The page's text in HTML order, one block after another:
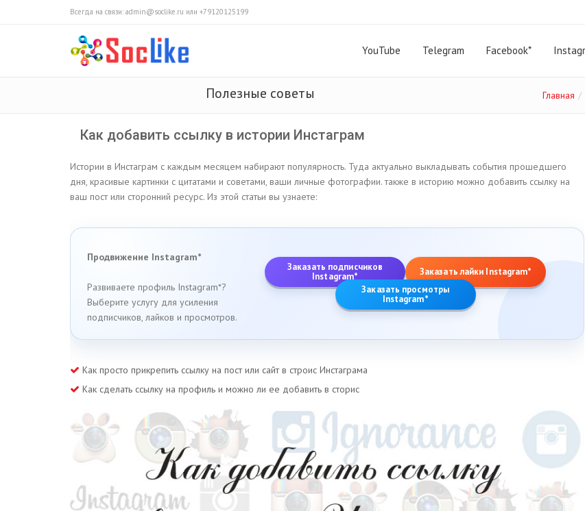
Всегда на связи: admin@soclike.ru или +79120125199
YouTube Telegram Facebook*
Полезные советы Главная
Как добавить ссылку в истории Инстаграм
Истории в Инстаграм с каждым месяцем набирают популярность. Туда актуально выкладывать события прошедшего
дня, красивые картинки с цитатами и советами, ваши личные фотографии. также в историю можно добавить ссылку на
ваш пост или сторонний ресурс. Из этой статьи вы узнаете:
Продвижение Instagram*
Развиваете профиль Instagram*?
Выберите услугу для усиления
подписчиков, лайков и просмотров.
Заказать подписчиков
Instagram*
Заказать лайки Instagram*
Заказать просмотры
Instagram*
Как просто прикрепить ссылку на пост или сайт в строис Инстаграма
Как сделать ссылку на профиль и можно ли ее добавить в сторис